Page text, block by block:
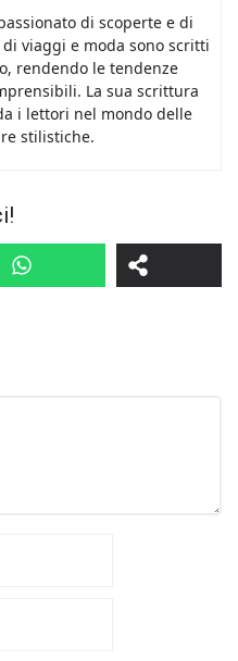
di scoperte e di
viaggi e moda sono scritti
rendendo le tendenze
La sua scrittura
i lettori nel mondo delle
stilistiche.